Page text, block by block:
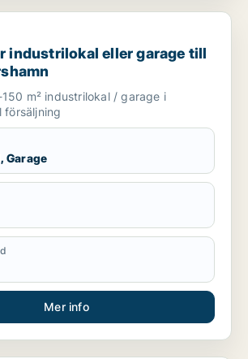
eller garage till salu i Oskarshamn
industrilokal eller garage till
m² industrilokal / garage i
försäljning
Garage
Mer info